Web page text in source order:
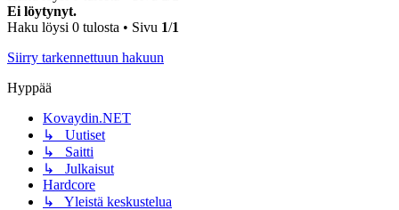
Ei löytynyt.
Haku löysi 0 tulosta • Sivu 1/1
Siirry tarkennettuun hakuun
Hyppää
Kovaydin.NET
↳ Uutiset
↳ Saitti
↳ Julkaisut
Hardcore
↳ Yleistä keskustelua